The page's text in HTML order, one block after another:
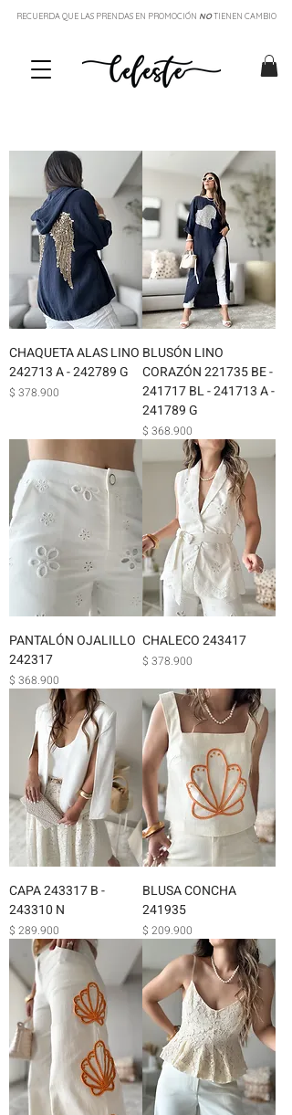
RECUERDA QUE LAS PRENDAS EN PROMOCIÓN NOTIENEN CAMBIO
CHAQUETA ALAS LINO
242713 A - 242789 G
Precio
$ 378.900
BLUSÓN LINO
CORAZÓN 221735 BE -
241717 BL - 241713 A -
241789 G
Precio
$ 368.900
PANTALÓN OJALILLO
242317
Precio
$ 368.900
CHALECO 243417
Precio
$ 378.900
CAPA 243317 B -
243310 N
Precio
$ 289.900
BLUSA CONCHA
241935
Precio
$ 209.900